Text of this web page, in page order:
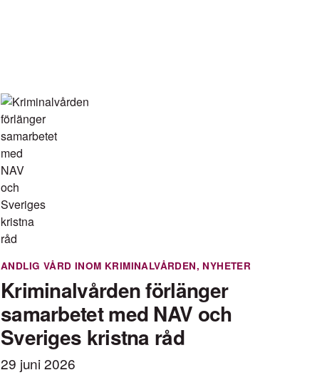
ANDLIG VÅRD INOM KRIMINALVÅRDEN, NYHETER
Kriminalvården förlänger
samarbetet med NAV och
Sveriges kristna råd
29 juni 2026